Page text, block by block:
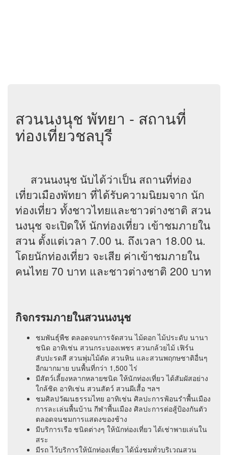
สวนนงนุช พัทยา - สถานที่
ท่องเที่ยวชลบุรี
สวนนงนุช นับได้ว่าเป็น สถานที่ท่อง
เที่ยวเมืองพัทยา ที่ได้รับความนิยมจาก นัก
ท่องเที่ยว ทั้งชาวไทยและชาวต่างชาติ สวน
นงนุช จะเปิดให้ นักท่องเที่ยว เข้าชมภายใน
สวน ตั้งแต่เวลา 7.00 น. ถึงเวลา 18.00 น.
โดยนักท่องเที่ยว จะเสีย ค่าเข้าชมภายใน
คนไทย 70 บาท และชาวต่างชาติ 200 บาท
กิจกรรมภายในสวนนงนุช
ชมพันธุ์พืช ตลอดจนการจัดสวน ไม้ดอก ไม้ประดับ นานา
ชนิด อาทิเช่น สวนกระบองเพชร สวนกล้วยไม้ เฟิร์น
สับปะรดสี สวนพุ่มไม้ดัด สวนหิน และสวนพฤกษชาติอื่นๆ
อีกมากมาย บนพื้นที่กว่า 1,500 ไร่
มีสัตว์เลี้ยงหลากหลายชนิด ให้นักท่องเที่ยว ได้สัมผัสอย่าง
ใกล้ชิด อาทิเช่น สวนสัตว์ สวนผีเสื้อ ฯลฯ
ชมศิลปวัฒนธรรมไทย อาทิเช่น ศิลปะการฟ้อนรำพื้นเมือง
การละเล่นพื้นบ้าน กีฬาพื้นเมือง ศิลปะการต่อสู้ป้องกันตัว
ตลอดจนชมการแสดงของช้าง
มีบริการเรือ ชนิดต่างๆ ให้นักท่องเที่ยว ได้เช่าพายเล่นใน
สระ
มีรถ ไว้บริการให้นักท่องเที่ยว ได้นั่งชมทั่วบริเวณสวน